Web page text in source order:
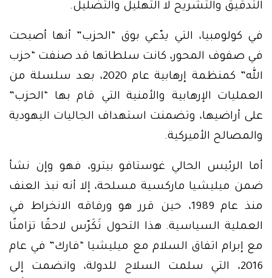
التدقيق والتشريح لا التهليل والتضليل.
في كولومبيا، التي يدّعي بوق “الحزب” أنها أصبحت
في صفوف المحور، كانت سلطاتها قد صنفت “حزب
الله” كمنظمة إرهابية عام 2020، بعد سلسلة من
العمليات الإرهابية والأمنية التي قام بها “الحزب”
على أراضيها، وتضمنت استهداف الجاليات اليهودية
والمصالح الأميركية.
أما الرئيس الحالي غوستافو بيترو، فهو وإن نشأ
ضمن ميليشيا ماركسية مسلحة، إلا أنه نبذ العنف
منذ عام 1989، حين قرر هو ورفاقه الانخراط في
العملية السياسية. هذا التحول تَكَرّس لاحقًا تزامنًا
مع إبرام اتفاق السلام مع ميليشيا “فارك” في عام
2016، التي سلمت السلاح للدولة، وانضمت إلى